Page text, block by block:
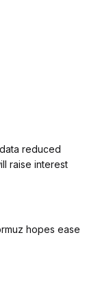
reduced
raise interest
hopes ease